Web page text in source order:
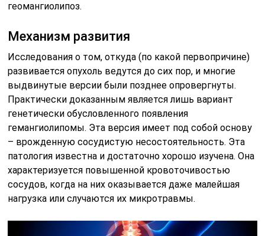
геомангиолипоз.
Механизм развития
Исследования о том, откуда (по какой первопричине)
развивается опухоль ведутся до сих пор, и многие
выдвинутые версии были позднее опровергнуты.
Практически доказанным является лишь вариант
генетически обусловленного появления
гемангиолипомы. Эта версия имеет под собой основу
– врожденную сосудистую несостоятельность. Эта
патология известна и достаточно хорошо изучена. Она
характеризуется повышенной кровоточивостью
сосудов, когда на них оказывается даже малейшая
нагрузка или случаются их микротравмы.